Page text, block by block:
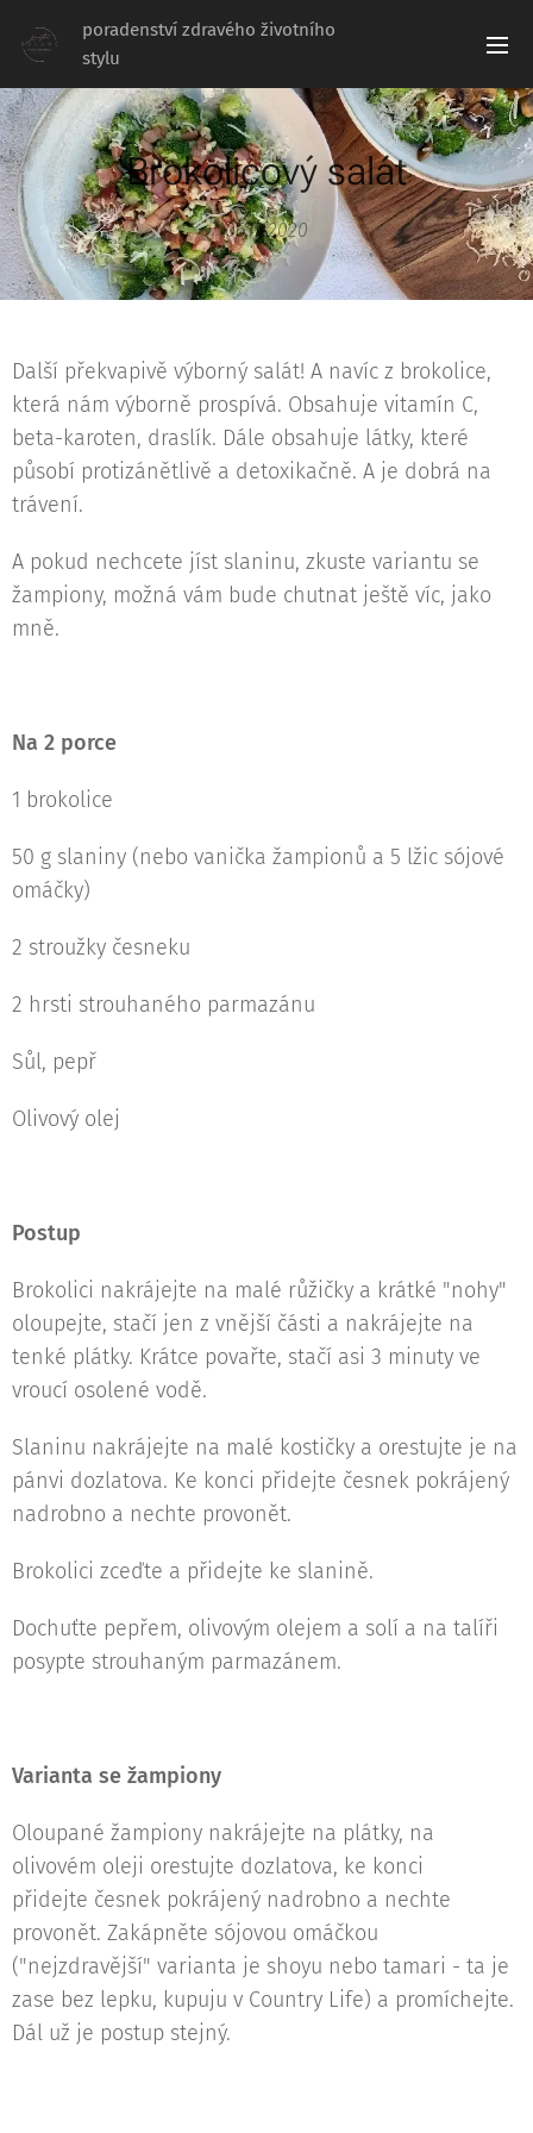
poradenství zdravého životního
stylu
Brokolicový salát
06.12.2020
Další překvapivě výborný salát! A navíc z brokolice,
která nám výborně prospívá. Obsahuje vitamín C,
beta-karoten, draslík. Dále obsahuje látky, které
působí protizánětlivě a detoxikačně. A je dobrá na
trávení.
A pokud nechcete jíst slaninu, zkuste variantu se
žampiony, možná vám bude chutnat ještě víc, jako
mně.
Na 2 porce
1 brokolice
50 g slaniny (nebo vanička žampionů a 5 lžic sójové
omáčky)
2 stroužky česneku
2 hrsti strouhaného parmazánu
Sůl, pepř
Olivový olej
Postup
Brokolici nakrájejte na malé růžičky a krátké "nohy"
oloupejte, stačí jen z vnější části a nakrájejte na
tenké plátky. Krátce povařte, stačí asi 3 minuty ve
vroucí osolené vodě.
Slaninu nakrájejte na malé kostičky a orestujte je na
pánvi dozlatova. Ke konci přidejte česnek pokrájený
nadrobno a nechte provonět.
Brokolici zceďte a přidejte ke slanině.
Dochuťte pepřem, olivovým olejem a solí a na talíři
posypte strouhaným parmazánem.
Varianta se žampiony
Oloupané žampiony nakrájejte na plátky, na
olivovém oleji orestujte dozlatova, ke konci
přidejte česnek pokrájený nadrobno a nechte
provonět. Zakápněte sójovou omáčkou
("nejzdravější" varianta je shoyu nebo tamari - ta je
zase bez lepku, kupuju v Country Life) a promíchejte.
Dál už je postup stejný.